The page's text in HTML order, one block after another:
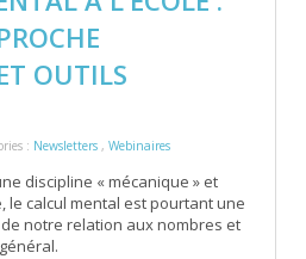
OUTILS
: Newsletters , Webinaires
discipline « mécanique » et
calcul mental est pourtant une
notre relation aux nombres et